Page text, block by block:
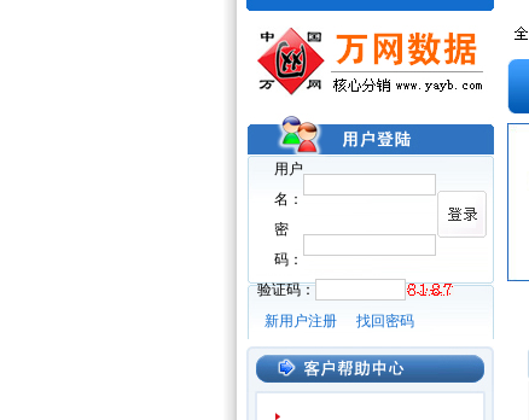
用户
名：
密
码：
验证码：
新用户注册
找回密码